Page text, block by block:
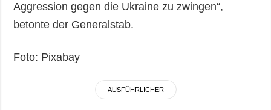
Aggression gegen die Ukraine zu zwingen“,
betonte der Generalstab.
Foto: Pixabay
AUSFÜHRLICHER